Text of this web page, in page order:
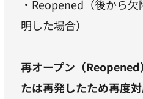
・Reopened（後から
明した場合）
再オープン（
たは再発したため再度対